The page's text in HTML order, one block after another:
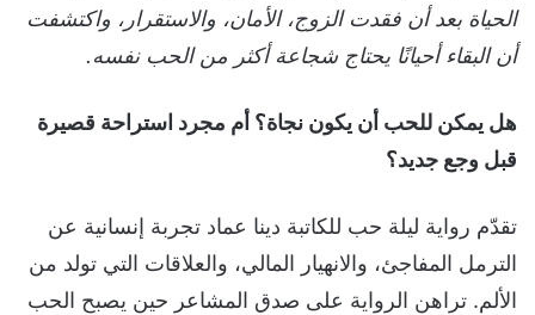
الحياة بعد أن فقدت الزوج، الأمان، والاستقرار، واكتشفت
أن البقاء أحيانًا يحتاج شجاعة أكثر من الحب نفسه.
هل يمكن للحب أن يكون نجاة؟ أم مجرد استراحة قصيرة
قبل وجع جديد؟
تقدّم رواية ليلة حب للكاتبة دينا عماد تجربة إنسانية عن
الترمل المفاجئ، والانهيار المالي، والعلاقات التي تولد من
الألم. تراهن الرواية على صدق المشاعر حين يصبح الحب